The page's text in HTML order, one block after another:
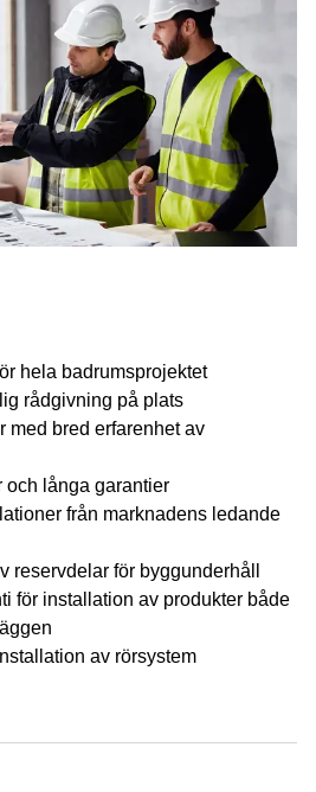
hela badrumsprojektet
rådgivning på plats
med bred erfarenhet av
och långa garantier
från marknadens ledande
reservdelar för byggunderhåll
för installation av produkter både
av rörsystem